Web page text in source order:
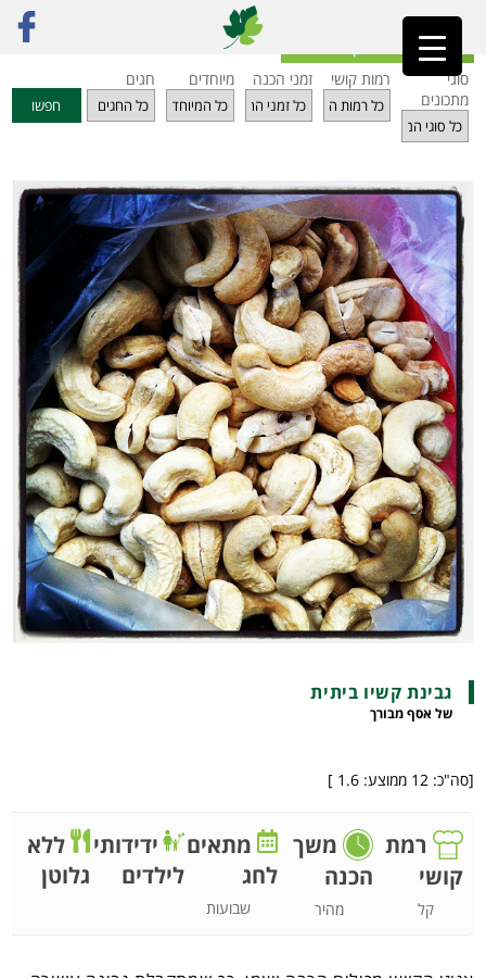
ראשי»מתכונים גבינת קשיו ביתית
חזרה לאינדקס מתכונים
סוגי
מתכונים
רמות קושי זמני הכנה מיוחדים חגים
חפשו
גבינת קשיו ביתית
של אסף מבורך
[סה"כ: 12 ממוצע: 1.6
]
רמת
קושי
קל
משך
הכנה
מהיר
מתאים
לחג
שבועות
ידידותי
לילדים
ללא
גלוטן